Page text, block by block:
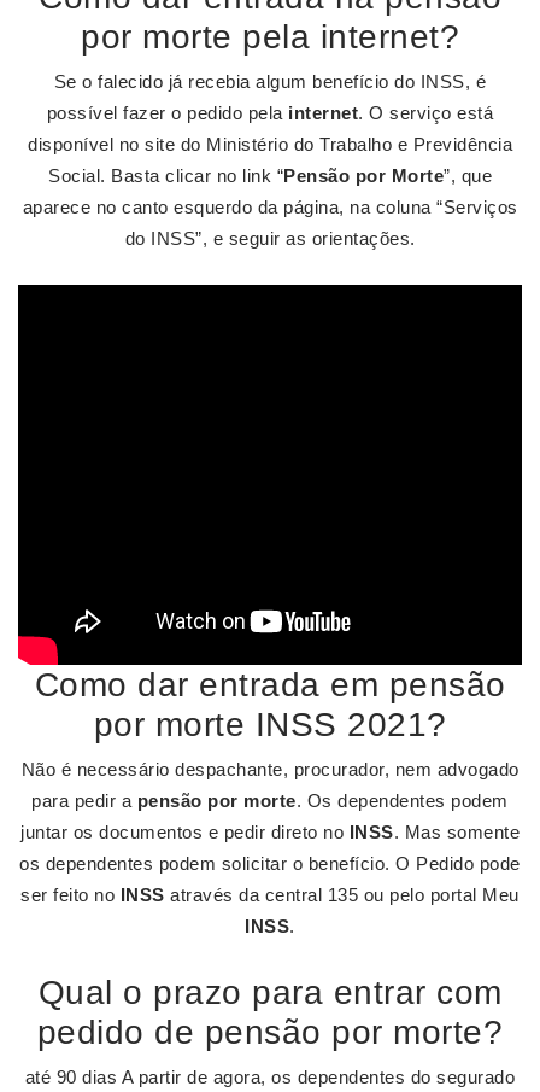
por morte pela internet?
Se o falecido já recebia algum benefício do INSS, é
possível fazer o pedido pela internet. O serviço está
disponível no site do Ministério do Trabalho e Previdência
Social. Basta clicar no link “Pensão por Morte”, que
aparece no canto esquerdo da página, na coluna “Serviços
do INSS”, e seguir as orientações.
Como dar entrada em pensão
por morte INSS 2021?
Não é necessário despachante, procurador, nem advogado
para pedir a pensão por morte. Os dependentes podem
juntar os documentos e pedir direto no INSS. Mas somente
os dependentes podem solicitar o benefício. O Pedido pode
ser feito no INSS através da central 135 ou pelo portal Meu
INSS.
Qual o prazo para entrar com
pedido de pensão por morte?
até 90 dias A partir de agora, os dependentes do segurado